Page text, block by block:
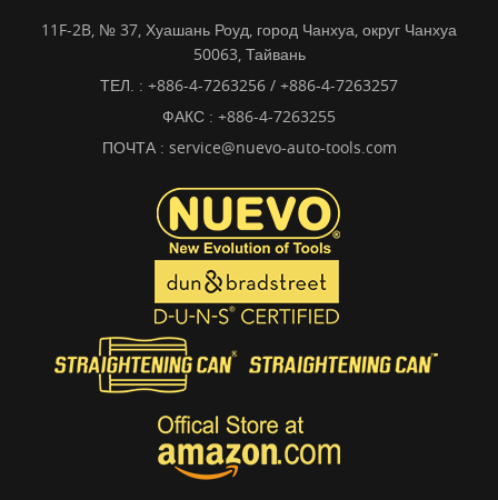
11F-2B, № 37, Хуашань Роуд, город Чанхуа, округ Чанхуа
50063, Тайвань
ТЕЛ. : +886-4-7263256 / +886-4-7263257
ФАКС : +886-4-7263255
ПОЧТА : service@nuevo-auto-tools.com